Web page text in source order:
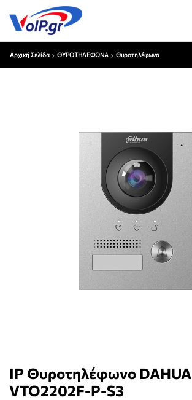
Αρχική Σελίδα ΘΥΡΟΤΗΛΕΦΩΝΑ Θυροτηλέφωνα
IP Θυροτηλέφωνο DAHUA
VTO2202F-P-S3